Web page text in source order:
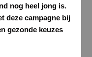
nog heel jong is.
deze campagne bij
gezonde keuzes